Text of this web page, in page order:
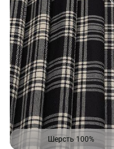
Шерсть 100%